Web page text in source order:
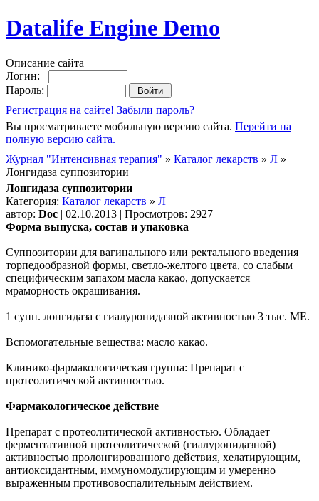
Datalife Engine Demo
Описание сайта
Логин:
Пароль:
Регистрация на сайте! Забыли пароль?
Вы просматриваете мобильную версию сайта. Перейти на
полную версию сайта.
Журнал "Интенсивная терапия" » Каталог лекарств » Л »
Лонгидаза суппозитории
Лонгидаза суппозитории
Категория: Каталог лекарств » Л
автор: Doc | 02.10.2013 | Просмотров: 2927
Форма выпуска, состав и упаковка
Суппозитории для вагинального или ректального введения
торпедообразной формы, светло-желтого цвета, со слабым
специфическим запахом масла какао, допускается
мраморность окрашивания.
1 супп. лонгидаза с гиалуронидазной активностью 3 тыс. МЕ.
Вспомогательные вещества: масло какао.
Клинико-фармакологическая группа: Препарат с
протеолитической активностью.
Фармакологическое действие
Препарат с протеолитической активностью. Обладает
ферментативной протеолитической (гиалуронидазной)
активностью пролонгированного действия, хелатирующим,
антиоксидантным, иммуномодулирующим и умеренно
выраженным противовоспалительным действием.